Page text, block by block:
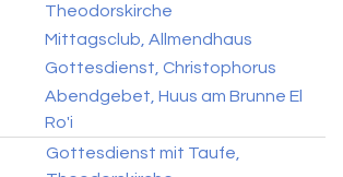
Theodorskirche
Mittagsclub, Allmendhaus
Gottesdienst, Christophorus
Abendgebet, Huus am Brunne El
Ro'i
Gottesdienst mit Taufe,